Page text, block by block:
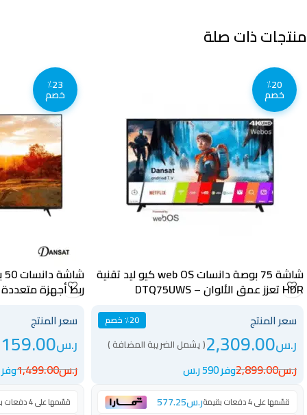
منتجات ذات صلة
٪20
خصم
شاشة 75 بوصة دانسات web OS كيو ليد تقنية
HDR تعزز عمق الألوان – DTQ75UWS
سعر المنتج ٪20 خصم
ر.س2,309.00( يشمل الضريبة المضافة )
ر.س2,899.00وفر 590 ر.س
قسّمها على 4 دفعات بقيمة ر.س577.25
٪23
خصم
ربط أجهزة
التطبيقات – DTD50QLED120HZ
سعر المنتج
ر.س
ر.س1,499.00وفر 340 ر.س
قسّمها على 4 دفعات بقيمة